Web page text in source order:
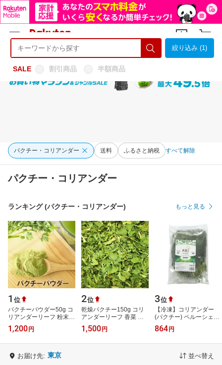
ようこそ 楽天市場へ ログイン
絞り込み (1)
SALE 割引商品 半額商品
パクチー・コリアンダー 送料 ふるさと納税 すべて解除
パクチー・コリアンダー
ランキング (パクチー・コリアンダー) もっと見る
1 位
パクチーパウダー50g コ
リアンダーリーフ 粉末
香菜 エスニック タイ料
理 ベトナム料理 中華料
1,200 円
2位
乾燥パクチー150g コリ
アンダーリーフ 香菜 エ
スニック タイ料理 中華
1,500 円
3位
【冷凍】コリアンダー
(パクチー) ペルーシェフ
300g【要冷凍】【ペル
ー クラントロー】【ペ
864 円
お届け先: 東京 並べ替え